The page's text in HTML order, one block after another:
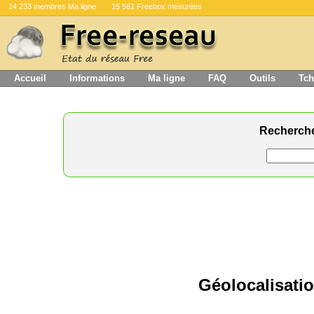
14 233 membres Ma ligne 15 561 Freebox mesurées
Accueil Informations Ma ligne FAQ Outils